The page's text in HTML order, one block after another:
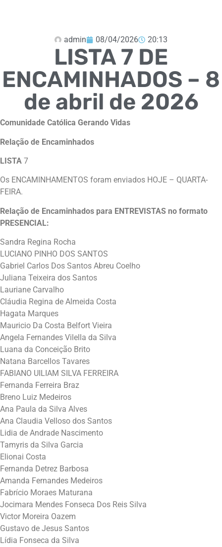
admin 08/04/2026 20:13
LISTA 7 DE
ENCAMINHADOS – 8
de abril de 2026
Comunidade Católica Gerando Vidas
Relação de Encaminhados
LISTA 7
Os ENCAMINHAMENTOS foram enviados HOJE – QUARTA-
FEIRA.
Relação de Encaminhados para ENTREVISTAS no formato
PRESENCIAL:
Sandra Regina Rocha
LUCIANO PINHO DOS SANTOS
Gabriel Carlos Dos Santos Abreu Coelho
Juliana Teixeira dos Santos
Lauriane Carvalho
Cláudia Regina de Almeida Costa
Hagata Marques
Mauricio Da Costa Belfort Vieira
Angela Fernandes Vilella da Silva
Luana da Conceição Brito
Natana Barcellos Tavares
FABIANO UILIAM SILVA FERREIRA
Fernanda Ferreira Braz
Breno Luiz Medeiros
Ana Paula da Silva Alves
Ana Claudia Velloso dos Santos
Lidia de Andrade Nascimento
Tamyris da Silva Garcia
Elionai Costa
Fernanda Detrez Barbosa
Amanda Fernandes Medeiros
Fabrício Moraes Maturana
Jocimara Mendes Fonseca Dos Reis Silva
Victor Moreira Oazem
Gustavo de Jesus Santos
Lídia Fonseca da Silva